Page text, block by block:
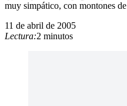
muy simpático, con montones
11 de abril de 2005
Lectura:2 minutos